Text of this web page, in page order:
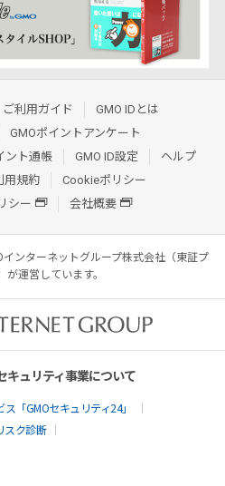
ご利用ガイド
GMO IDとは
GMOポイントアンケート
ント通帳 GMO ID設定
ヘルプ
用規約
Cookieポリシー
シー
会社概要
インターネットグループ株式会社（東証プ
が運営しています。
キュリティ事業について
「GMOセキュリティ24」
スク診断